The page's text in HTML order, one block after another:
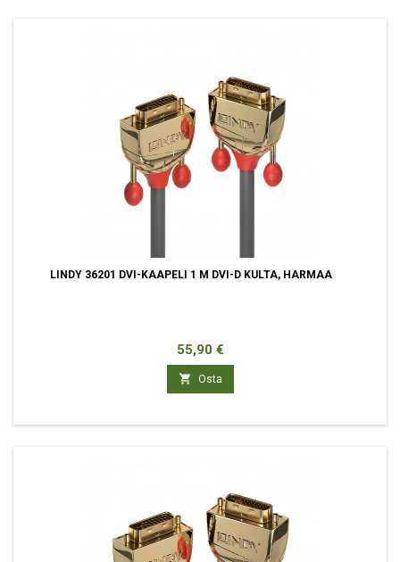
LINDY 36201 DVI-KAAPELI 1 M DVI-D KULTA, HARMAA
Hinta
55,90 €
 Osta